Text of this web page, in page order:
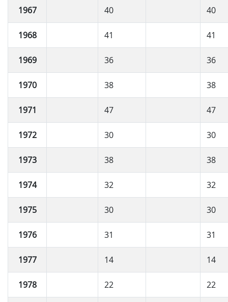
1967 40 40
1968 41 41
1969 36 36
1970 38 38
1971 47 47
1972 30 30
1973 38 38
1974 32 32
1975 30 30
1976 31 31
1977 14 14
1978 22 22